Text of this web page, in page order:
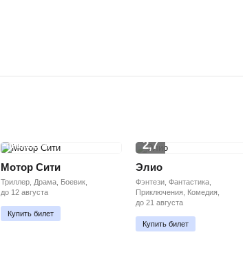
ПРЕМЬЕРА
Мотор Сити
Триллер, Драма, Боевик,
до 12 августа
Купить билет
2,7
Элио
Фэнтези, Фантастика,
Приключения, Комедия,
до 21 августа
Купить билет